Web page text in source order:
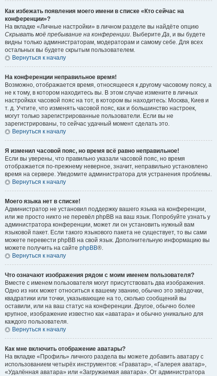
Как избежать появления моего имени в списке «Кто сейчас на
конференции»?
На вкладке «Личные настройки» в личном разделе вы найдёте опцию
Скрывать моё пребывание на конференции. ВыберитеДа, и вы будете
видны только администраторам, модераторам и самому себе. Для всех
остальных вы будете скрытым пользователем.
Вернуться к началу
На конференции неправильное время!
Возможно, отображается время, относящееся к другому часовому поясу, а
не к тому, в котором находитесь вы. В этом случае измените в личных
настройках часовой пояс на тот, в котором вы находитесь: Москва, Киев и
т. д. Учтите, что изменять часовой пояс, как и большинство настроек,
могут только зарегистрированные пользователи. Если вы не
зарегистрированы, то сейчас удачный момент сделать это.
Вернуться к началу
Я изменил часовой пояс, но время всё равно неправильное!
Если вы уверены, что правильно указали часовой пояс, но время
отображается по-прежнему неверное, значит, неправильно установлено
время на сервере. Уведомите администратора для устранения проблемы.
Вернуться к началу
Моего языка нет в списке!
Администратор не установил поддержку вашего языка на конференции,
или же просто никто не перевёл phpBB на ваш язык. Попробуйте узнать у
администратора конференции, может ли он установить нужный вам
языковой пакет. Если такого языкового пакета не существует, то вы сами
можете перевести phpBB на свой язык. Дополнительную информацию вы
можете получить на сайте phpBB®.
Вернуться к началу
Что означают изображения рядом с моим именем пользователя?
Вместе с именем пользователя могут присутствовать два изображения.
Одно из них может относиться к вашему званию, обычно это звёздочки,
квадратики или точки, указывающие на то, сколько сообщений вы
оставили, или на ваш статус на конференции. Другое, обычно более
крупное, изображение известно как «аватара» и обычно уникально для
каждого пользователя.
Вернуться к началу
Как мне включить отображение аватары?
На вкладке «Профиль» личного раздела вы можете добавить аватару с
использованием четырёх инструментов: «Граватар», «Галерея аватар»,
«Удалённая аватара» или «Загружаемая аватара». От администратора